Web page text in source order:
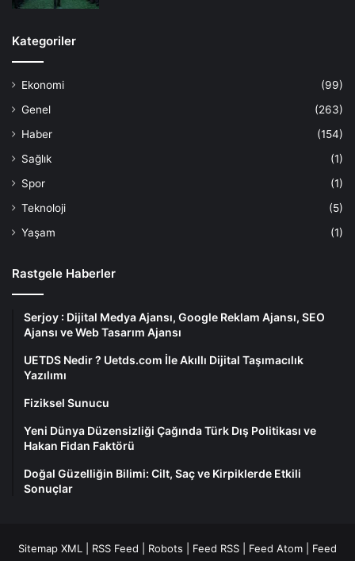
Kategoriler
Ekonomi
(99)
Genel
(263)
Haber
(154)
Sağlık
(1)
Spor
(1)
Teknoloji
(5)
Yaşam
(1)
Rastgele Haberler
Serjoy : Dijital Medya Ajansı, Google Reklam Ajansı, SEO
Ajansı ve Web Tasarım Ajansı
UETDS Nedir ? Uetds.com İle Akıllı Dijital Taşımacılık
Yazılımı
Fiziksel Sunucu
Yeni Dünya Düzensizliği Çağında Türk Dış Politikası ve
Hakan Fidan Faktörü
Doğal Güzelliğin Bilimi: Cilt, Saç ve Kirpiklerde Etkili
Sonuçlar
Sitemap XML RSS Feed Robots Feed RSS Feed Atom
Feed